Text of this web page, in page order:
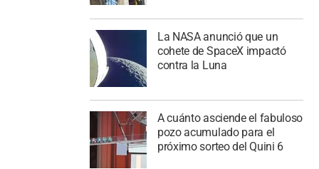
La NASA anunció que un
cohete de SpaceX impactó
contra la Luna
A cuánto asciende el fabuloso
pozo acumulado para el
próximo sorteo del Quini 6